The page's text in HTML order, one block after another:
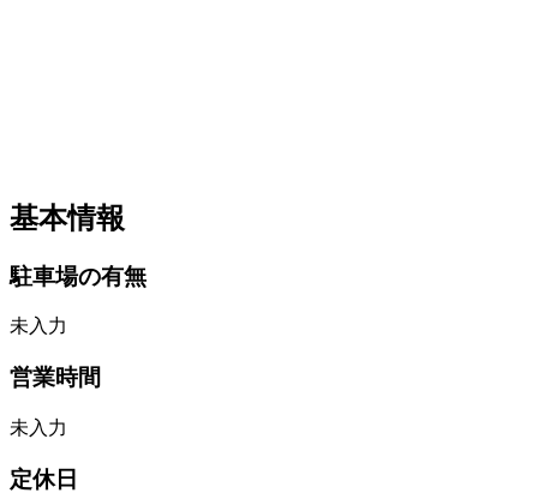
基本情報
駐車場の有無
未入力
営業時間
未入力
定休日